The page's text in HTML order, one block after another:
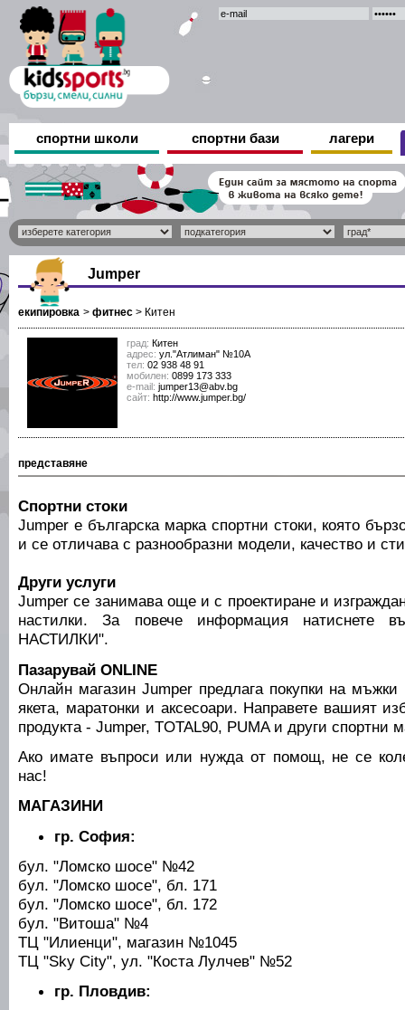
спортни школи спортни бази лагери
Jumper
екипировка > фитнес > Китен
град: Китен
адрес: ул."Атлиман" №10А
тел: 02 938 48 91
мобилен: 0899 173 333
е-mail: jumper13@abv.bg
сайт: http://www.jumper.bg/
представяне
Спортни стоки
Jumper е българска марка спортни стоки, която
и се отличава с разнообразни модели, качество и
Други услуги
Jumper се занимава още и с проектиране и
настилки. За повече информация натиснете
НАСТИЛКИ".
Пазарувай ONLINE
Онлайн магазин Jumper предлага покупки на
якета, маратонки и аксесоари. Направете вашият
продукта - Jumper, TOTAL90, PUMA и други спортни
Ако имате въпроси или нужда от помощ, не се
нас!
МАГАЗИНИ
гр. София:
бул. "Ломско шосе" №42
бул. "Ломско шосе", бл. 171
бул. "Ломско шосе", бл. 172
бул. "Витоша" №4
ТЦ "Илиенци", магазин №1045
ТЦ "Sky City", ул. "Коста Лулчев" №52
гр. Пловдив: